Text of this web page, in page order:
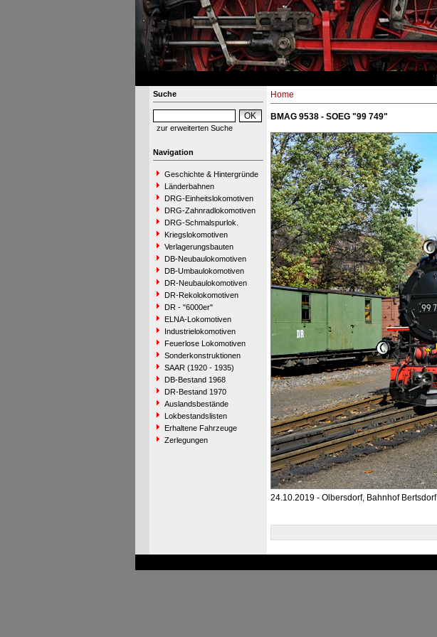
Suche
zur erweiterten Suche
Navigation
Geschichte & Hintergründe
Länderbahnen
DRG-Einheitslokomotiven
DRG-Zahnradlokomotiven
DRG-Schmalspurlok.
Kriegslokomotiven
Verlagerungsbauten
DB-Neubaulokomotiven
DB-Umbaulokomotiven
DR-Neubaulokomotiven
DR-Rekolokomotiven
DR - "6000er"
ELNA-Lokomotiven
Industrielokomotiven
Feuerlose Lokomotiven
Sonderkonstruktionen
SAAR (1920 - 1935)
DB-Bestand 1968
DR-Bestand 1970
Auslandsbestände
Lokbestandslisten
Erhaltene Fahrzeuge
Zerlegungen
Home
BMAG 9538 - SOEG "99 749"
24.10.2019 - Olbersdorf, Bahnhof Bertsdorf